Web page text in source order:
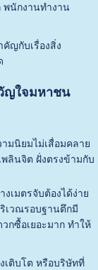
พนักงานทำงาน
ญกับเรื่องสิ่ง
ญใจมหาชน
มนิยมไม่เสื่อมคลาย
ลินจิต ฝั่งตรงข้ามกับ
งเมตรจับต้องได้ง่าย
เวณรอบฐานตึกมี
กซื้อเยอะมาก ทำให้
เติบโต หรือบริษัทที่